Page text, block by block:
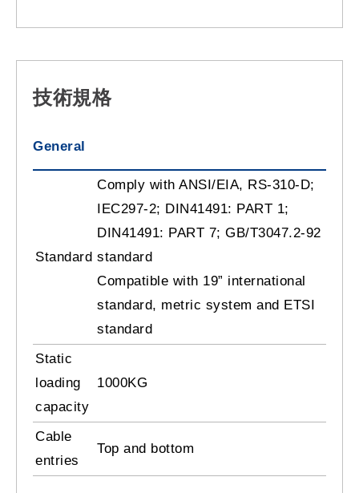
技術規格
General
Standard
Comply with ANSI/EIA, RS-310-D;
IEC297-2; DIN41491: PART 1;
DIN41491: PART 7; GB/T3047.2-92
standard
Compatible with 19” international
standard, metric system and ETSI
standard
Static
loading
capacity
1000KG
Cable
entries
Top and bottom